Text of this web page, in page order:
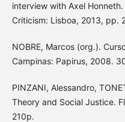
interview with Axel
Criticism: Lisboa, 2013, pp.
NOBRE, Marcos (org.).
Campinas: Papirus, 2008.
PINZANI, Alessandro,
Theory and Social Justice.
210p.